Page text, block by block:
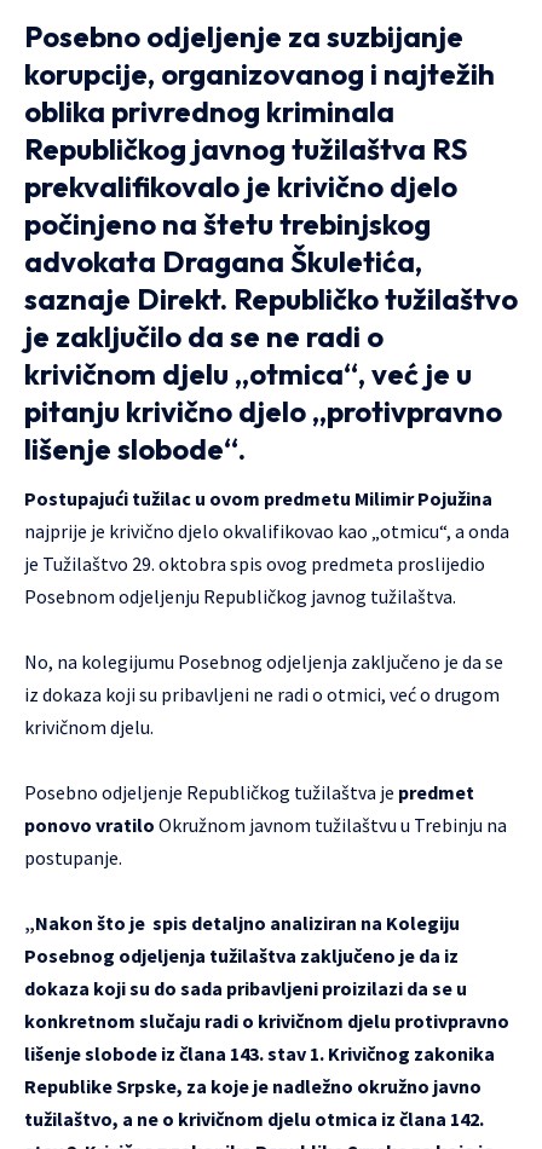
Posebno odjeljenje za suzbijanje
korupcije, organizovanog i najtežih
oblika privrednog kriminala
Republičkog javnog tužilaštva RS
prekvalifikovalo je krivično djelo
počinjeno na štetu trebinjskog
advokata Dragana Škuletića,
saznaje Direkt. Republičko tužilaštvo
je zaključilo da se ne radi o
krivičnom djelu „otmica“, već je u
pitanju krivično djelo „protivpravno
lišenje slobode“.
Postupajući tužilac u ovom predmetu Milimir Pojužina
najprije je krivično djelo okvalifikovao kao „otmicu“, a onda
je Tužilaštvo 29. oktobra spis ovog predmeta proslijedio
Posebnom odjeljenju Republičkog javnog tužilaštva.
No, na kolegijumu Posebnog odjeljenja zaključeno je da se
iz dokaza koji su pribavljeni ne radi o otmici, već o drugom
krivičnom djelu.
Posebno odjeljenje Republičkog tužilaštva je predmet
ponovo vratilo Okružnom javnom tužilaštvu u Trebinju na
postupanje.
„Nakon što je spis detaljno analiziran na Kolegiju
Posebnog odjeljenja tužilaštva zaključeno je da iz
dokaza koji su do sada pribavljeni proizilazi da se u
konkretnom slučaju radi o krivičnom djelu protivpravno
lišenje slobode iz člana 143. stav 1. Krivičnog zakonika
Republike Srpske, za koje je nadležno okružno javno
tužilaštvo, a ne o krivičnom djelu otmica iz člana 142.